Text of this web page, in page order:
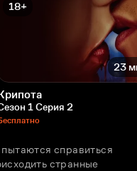
18+
23
1 Серия 2
справиться
странные